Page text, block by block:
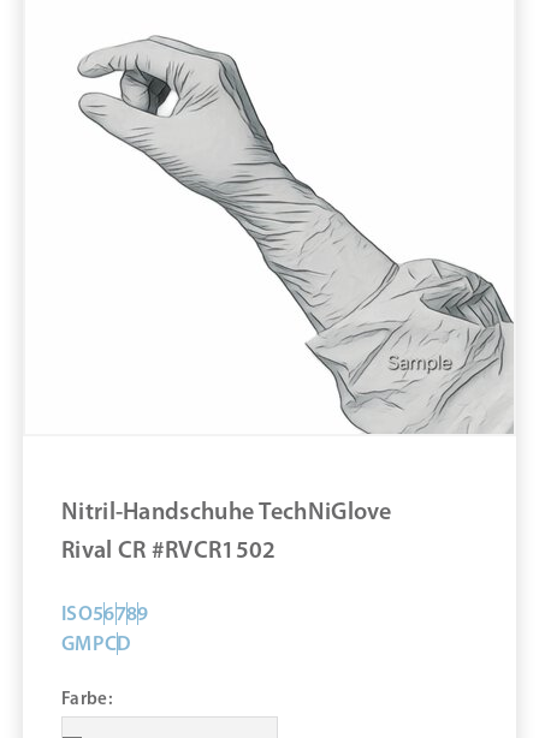
pure11 Nr.: 1105039, Marke: TechNiGlove
Marke: TechniGlove
Handschuhtyp: Dünnfilm
Länge in cm: 30 cm
Puderfrei
Material: Nitril
Nitril-Handschuhe TechNiGlove #TN2003B
ZUM PRODUKT
Nitril-Handschuhe TechNiGlove
Rival CR #RVCR1502
Farbe:
ISO56789
GMPCD